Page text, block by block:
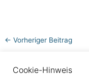
← Vorheriger Beitrag
Cookie-Hinweis